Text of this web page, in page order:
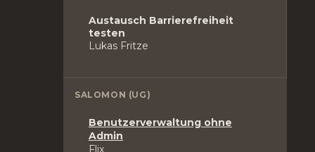
Austausch Barrierefreiheit
testen
Lukas Fritze
SALOMON (UG)
Benutzerverwaltung ohne
Admin
Flix